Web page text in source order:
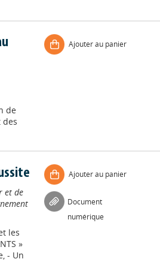
de
des
Ajouter au panier
et de
les
»
- Un
Ajouter au panier
Document
numérique